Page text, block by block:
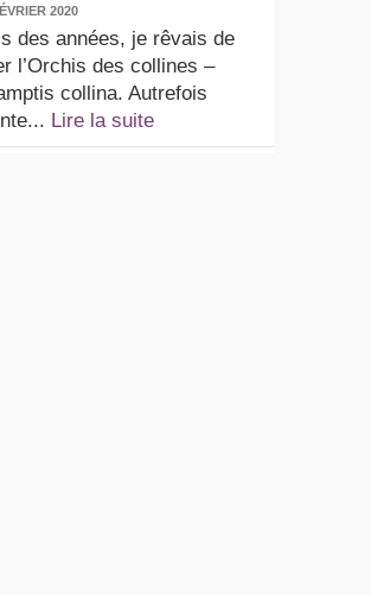
et
stages
la suite
2020
des années, je rêvais de
l’Orchis des collines –
collina. Autrefois
Lire la suite